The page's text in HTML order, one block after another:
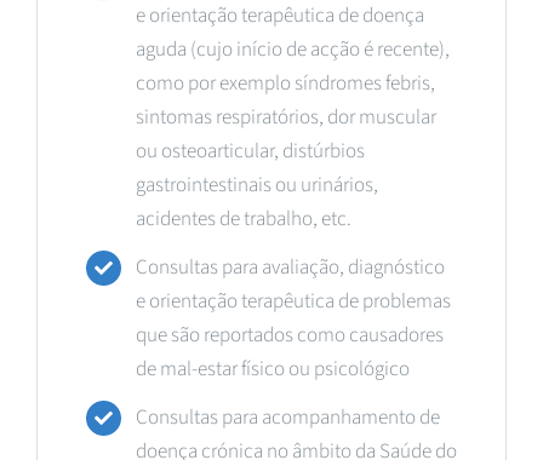
e orientação terapêutica de doença
aguda (cujo início de acção é recente),
como por exemplo síndromes febris,
sintomas respiratórios, dor muscular
ou osteoarticular, distúrbios
gastrointestinais ou urinários,
acidentes de trabalho, etc.
Consultas para avaliação, diagnóstico
e orientação terapêutica de problemas
que são reportados como causadores
de mal-estar físico ou psicológico
Consultas para acompanhamento de
doença crónica no âmbito da Saúde do